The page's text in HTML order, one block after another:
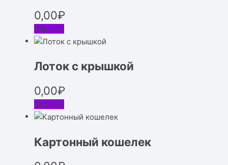
0,00₽
Скачать
Лоток с крышкой
0,00₽
Скачать
Картонный кошелек